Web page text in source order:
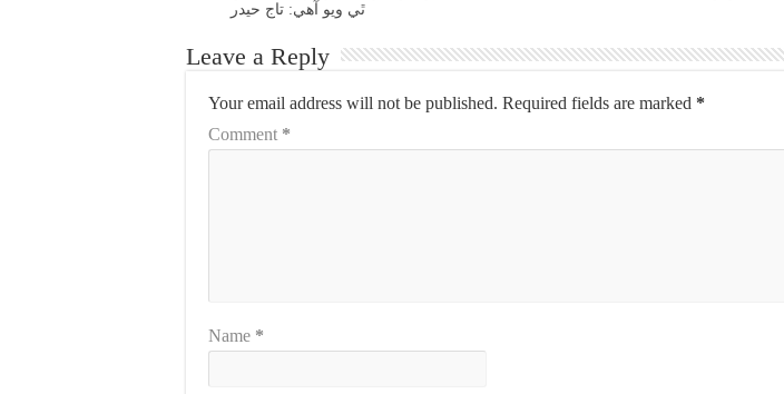
ٿي ويو آهي: تاج حيدر
Leave a Reply
Your email address will not be published. Required fields are marked *
Comment *
Name *